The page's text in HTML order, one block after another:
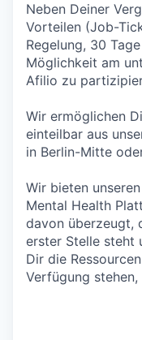
Neben Deiner
Vorteilen (Job-
Regelung, 30
Möglichkeit am
Afilio zu
Wir ermöglichen
einteilbar aus
in Berlin-Mitte
Wir bieten
Mental Health
davon überzeugt,
erster Stelle steht
Dir die
Verfügung